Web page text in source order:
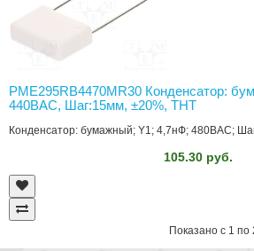
PME295RB4470MR30 Конденсатор:
440ВAC, Шаг:15мм, ±20%, THT
Конденсатор: бумажный; Y1; 4,7нФ; 480ВAC;
105.30 руб.
Показано с 1 по